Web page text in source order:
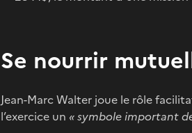
Se nourrir
Jean-Marc Walter joue le rôle
l’exercice un « symbole important